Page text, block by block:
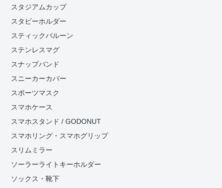
スタジアムカップ
スタビーホルダー
スティックバルーン
ステンレスマグ
スナップバンド
スニーカーカバー
スポーツマスク
スマホケース
スマホスタンド / GODONUT
スマホリング・スマホグリップ
スリムミラー
ソーラーライトキーホルダー
ソックス・靴下